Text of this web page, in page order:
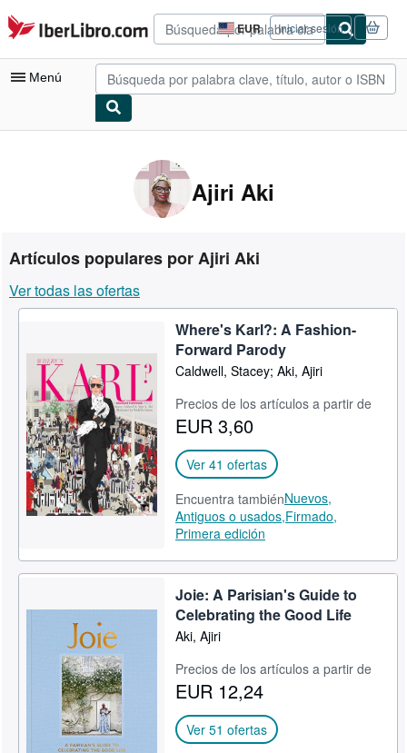
Pasar al contenido principal
IberLibro.com EUR
Preferencias
de
compra
del
Iniciar sesión
Menú
Consultar mis pedidos
Libros antiguos
Arte y coleccionismo
Comenzar a vender
Ayuda
CERRAR
Ajiri Aki
Artículos populares por Ajiri Aki
Ver todas las ofertas
Where's Karl?: A Fashion-
Forward Parody
Caldwell, Stacey; Aki, Ajiri
Precios de los artículos a partir de
EUR 3,60
Ver 41 ofertas
Encuentra tambiénNuevos,
Antiguos o usados,Firmado,
Primera edición
Joie: A Parisian's Guide to
Celebrating the Good Life
Aki, Ajiri
Precios de los artículos a partir de
EUR 12,24
Ver 51 ofertas